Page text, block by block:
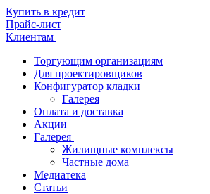
Купить в кредит
Прайс-лист
Клиентам
Торгующим организациям
Для проектировщиков
Конфигуратор кладки
Галерея
Оплата и доставка
Акции
Галерея
Жилищные комплексы
Частные дома
Медиатека
Статьи